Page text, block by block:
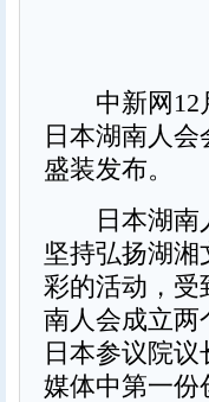
中新网12月
日本湖南人
盛装发布。
日本湖南人
坚持弘扬湖
彩的活动，受
南人会成立两
日本参议院
媒体中第一份